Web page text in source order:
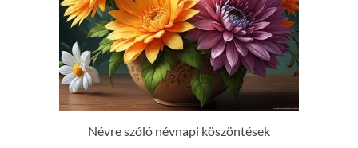
Névre szóló névnapi köszöntések